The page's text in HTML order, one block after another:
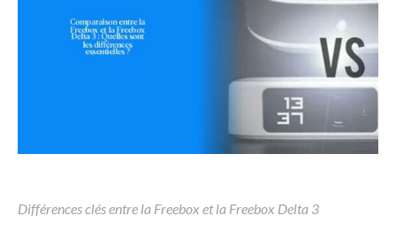
Différences clés entre la Freebox et la Freebox Delta 3